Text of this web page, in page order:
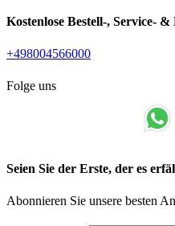
Kostenlose Bestell-, Service-
+498004566000
Folge uns
Seien Sie der Erste, der es
Abonnieren Sie unsere besten